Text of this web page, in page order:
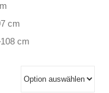
cm
cm